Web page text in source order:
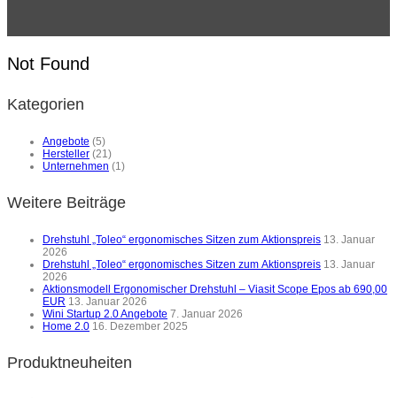
Not Found
Kategorien
Angebote (5)
Hersteller (21)
Unternehmen (1)
Weitere Beiträge
Drehstuhl „Toleo“ ergonomisches Sitzen zum Aktionspreis 13. Januar
2026
Drehstuhl „Toleo“ ergonomisches Sitzen zum Aktionspreis 13. Januar
2026
Aktionsmodell Ergonomischer Drehstuhl – Viasit Scope Epos ab 690,00
EUR 13. Januar 2026
Wini Startup 2.0 Angebote 7. Januar 2026
Home 2.0 16. Dezember 2025
Produktneuheiten